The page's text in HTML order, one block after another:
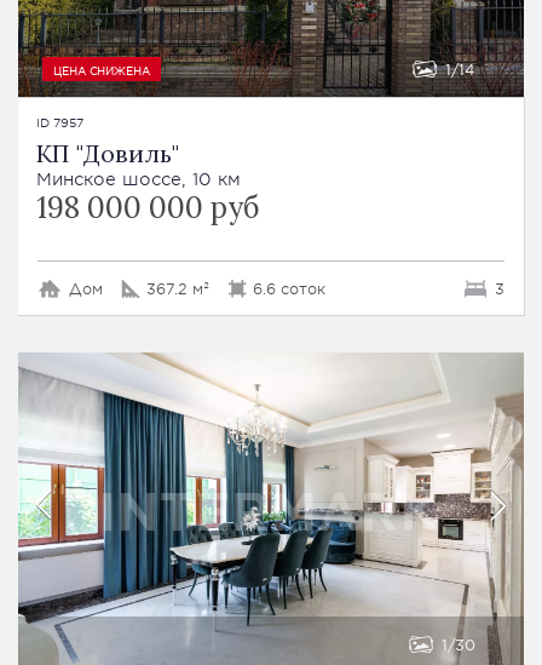
ЦЕНА СНИЖЕНА 1 14
ID 7957
КП "Довиль"
Минское шоссе, 10 км
198 000 000 руб
Дом 367.2 м² 6.6 соток 3
1 30